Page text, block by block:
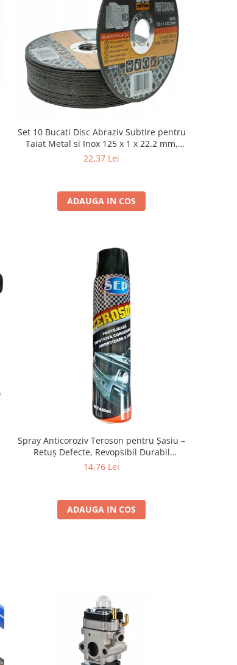
Set 10 Bucati Disc Abraziv Subtire pentru
Taiat Metal si Inox 125 x 1 x 22.2 mm,
Profil Plat Heavy-Duty (Model 42503)
22,37 Lei
ADAUGA IN COS
Spray Anticoroziv Teroson pentru Șasiu –
Retuș Defecte, Revopsibil Durabil
Compatibil PVC negru 650 ml
14,76 Lei
ADAUGA IN COS